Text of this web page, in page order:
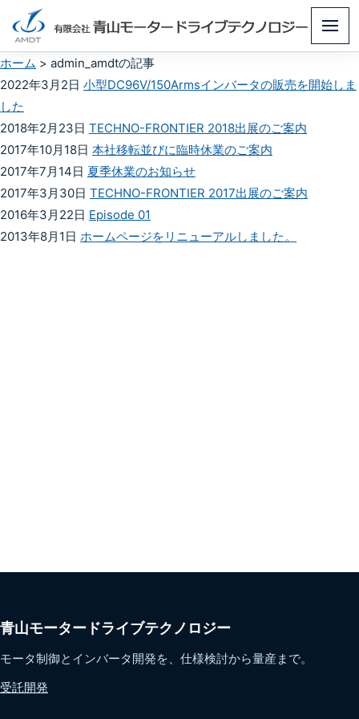
メ
ュ
ホーム > admin_amdtの記事
2022年3月2日 小型DC96V/150Armsインバータの販売を開始しま
した
2018年2月23日 TECHNO-FRONTIER 2018出展のご案内
2017年10月18日 本社移転並びに臨時休業のご案内
2017年7月14日 夏季休業のお知らせ
2017年3月30日 TECHNO-FRONTIER 2017出展のご案内
2016年3月22日 Episode 01
2013年8月1日 ホームページをリニューアルしました。
青山モータードライブテクノロジー
モータ制御とインバータ開発を、仕様検討から量産まで。
受託開発